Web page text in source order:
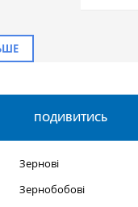
ПОДИВИТИСЬ
Зернові
Зернобобові